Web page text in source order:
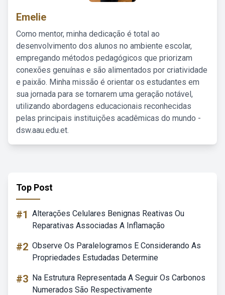
Emelie
Como mentor, minha dedicação é total ao
desenvolvimento dos alunos no ambiente escolar,
empregando métodos pedagógicos que priorizam
conexões genuínas e são alimentados por criatividade
e paixão. Minha missão é orientar os estudantes em
sua jornada para se tornarem uma geração notável,
utilizando abordagens educacionais reconhecidas
pelas principais instituições acadêmicas do mundo -
dsw.aau.edu.et.
Top Post
#1 Alterações Celulares Benignas Reativas Ou
Reparativas Associadas A Inflamação
#2 Observe Os Paralelogramos E Considerando As
Propriedades Estudadas Determine
#3 Na Estrutura Representada A Seguir Os Carbonos
Numerados São Respectivamente